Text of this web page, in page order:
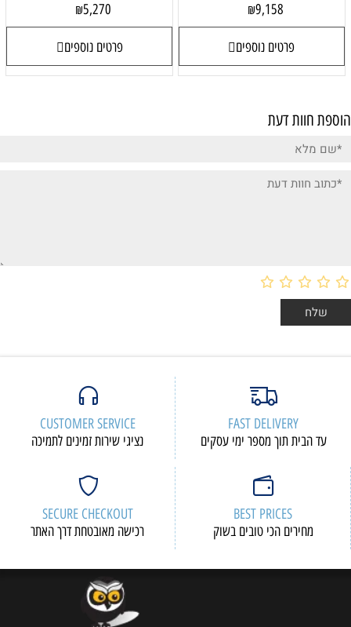
₪9,158
פרטים נוספים
₪5,270
פרטים נוספים
הוספת חוות דעת
FAST DELIVERY
עד הבית תוך מספר ימי עסקים
CUSTOMER SERVICE
נציגי שירות זמינים לתמיכה
BEST PRICES
מחירים הכי טובים בשוק
SECURE CHECKOUT
רכישה מאובטחת דרך האתר